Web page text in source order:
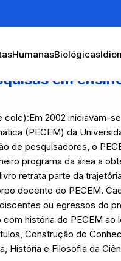
HumanasBiológicas
em
2002 iniciavam-
(PECEM) da
de pesquisadores, o
programa da área a
retrata parte da
docente do PECEM.
ou egressos do
história do PECEM
Construção do
História e Filosofia da